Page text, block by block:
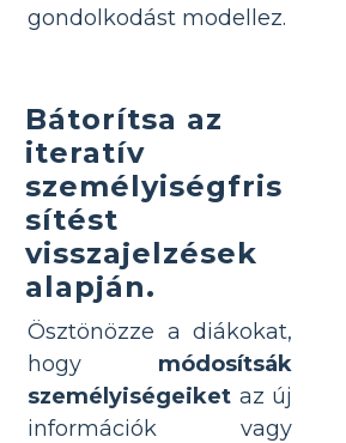
gondolkodást modellez.
Bátorítsa az
iteratív
személyiségfris
sítést
visszajelzések
alapján.
Ösztönözze a diákokat,
hogy módosítsák
személyiségeiket az új
információk vagy